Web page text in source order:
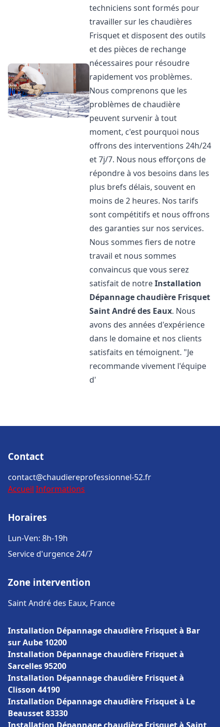
techniciens sont formés pour
travailler sur les chaudières
Frisquet et disposent des outils
et des pièces de rechange
nécessaires pour résoudre
rapidement vos problèmes.
Nous comprenons que les
problèmes de chaudière
peuvent survenir à tout
moment, c'est pourquoi nous
offrons des interventions 24h/24
et 7j/7. Nous nous efforçons de
répondre à vos besoins dans les
plus brefs délais, souvent en
moins de 2 heures. Nos tarifs
sont compétitifs et nous offrons
des garanties sur nos services.
Nous sommes fiers de notre
travail et nous sommes
convaincus que vous serez
satisfait de notreInstallation
Dépannage chaudière Frisquet
Saint André des Eaux. Nous
avons des années d'expérience
dans le domaine et nos clients
satisfaits en témoignent. "Je
recommande vivement l'équipe
d'
Contact
contact@chaudiereprofessionnel-52.fr
Accueil Informations
Horaires
Lun-Ven: 8h-19h
Service d'urgence 24/7
Zone intervention
Saint André des Eaux, France
Installation Dépannage chaudière Frisquet à Bar
sur Aube 10200
Installation Dépannage chaudière Frisquet à
Sarcelles 95200
Installation Dépannage chaudière Frisquet à
Clisson 44190
Installation Dépannage chaudière Frisquet à Le
Beausset 83330